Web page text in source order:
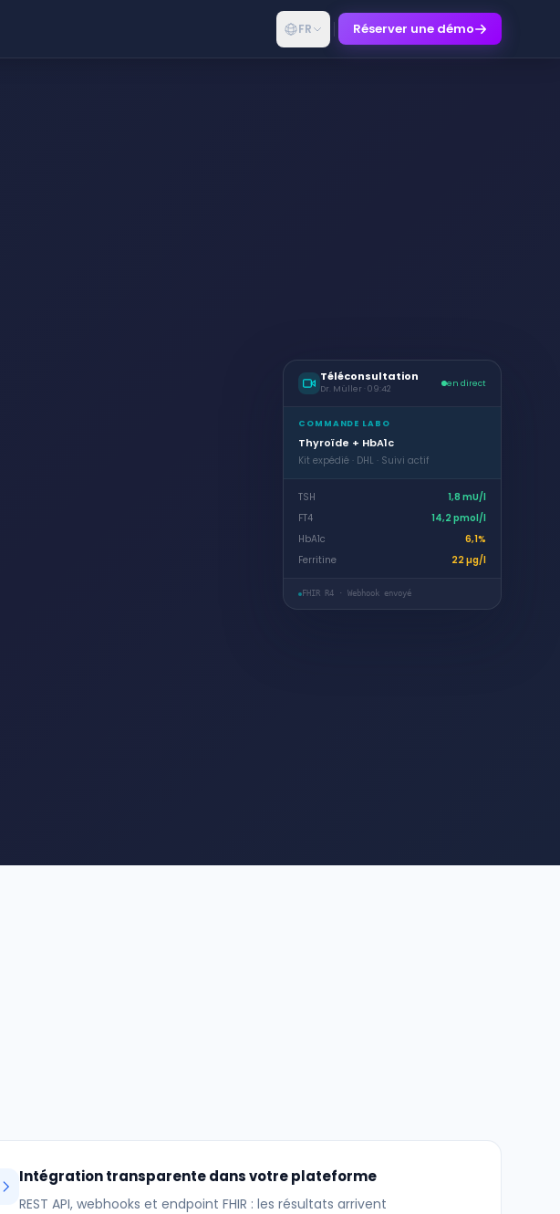
FR Réserver une démo
Téléconsultation
Dr. Müller · 09:42
en direct
COMMANDE LABO
Thyroïde + HbA1c
Kit expédié · DHL · Suivi actif
TSH
1,8 mU/l
FT4
14,2 pmol/l
HbA1c
6,1%
Ferritine
22 µg/l
FHIR R4 · Webhook envoyé
Intégration transparente dans votre plateforme
REST API, webhooks et endpoint FHIR : les résultats arrivent